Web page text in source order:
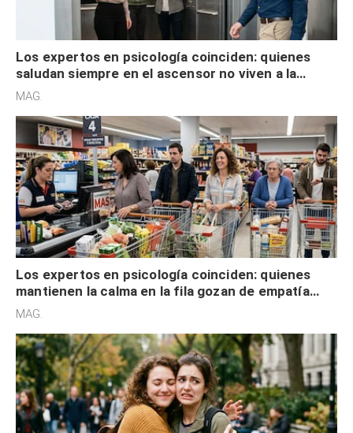
Los expertos en psicología coinciden: quienes
saludan siempre en el ascensor no viven a la
defensiva y tienen apertura social
MAG.
Los expertos en psicología coinciden: quienes
mantienen la calma en la fila gozan de empatía
cognitiva, gratitud y no solo tienen autocontrol
MAG.